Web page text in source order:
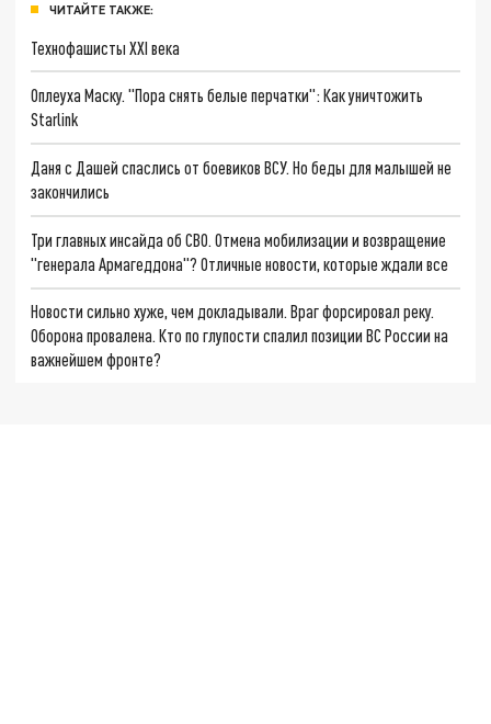
ЧИТАЙТЕ ТАКЖЕ:
Технофашисты XXI века
Оплеуха Маску. "Пора снять белые перчатки": Как уничтожить
Starlink
Даня с Дашей спаслись от боевиков ВСУ. Но беды для малышей не
закончились
Три главных инсайда об СВО. Отмена мобилизации и возвращение
"генерала Армагеддона"? Отличные новости, которые ждали все
Новости сильно хуже, чем докладывали. Враг форсировал реку.
Оборона провалена. Кто по глупости спалил позиции ВС России на
важнейшем фронте?